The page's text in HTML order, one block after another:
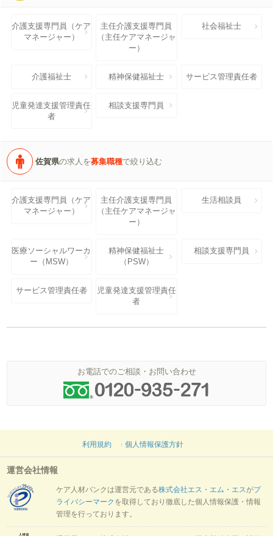
介護支援専門員（ケア
マネージャー）
主任介護支援専門員
（主任ケアマネージャ
ー）
社会福祉士
介護福祉士 精神保健福祉士 サービス管理責任者
児童発達支援管理責任
者
相談支援専門員
佐賀県の求人を募集職種で絞り込む
介護支援専門員（ケア
マネージャー）
主任介護支援専門員
（主任ケアマネージャ
ー）
生活相談員
医療ソーシャルワーカ
ー（MSW）
精神保健福祉士
（PSW）
相談支援専門員
サービス管理責任者
児童発達支援管理責任
者
お電話でのご相談・お問い合わせ
利用規約 個人情報保護方針
運営会社情報
ケア人材バンクは運営元である株式会社エス・エム・エスがプ
ライバシーマーク を取得しており徹底した個人情報保護・情報
管理を行っております。